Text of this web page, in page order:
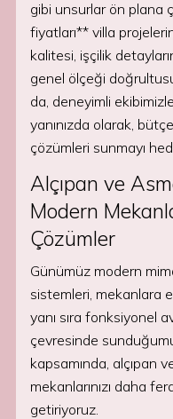
gibi unsurlar ön plana
fiyatları** villa
kalitesi, işçilik
genel ölçeği
da, deneyimli
yanınızda olarak,
çözümleri sunmayı
Alçıpan ve
Modern
Çözümler
Günümüz modern
sistemleri, mekanlara
yanı sıra fonksiyonel
çevresinde
kapsamında, alçıpan
mekanlarınızı daha
getiriyoruz.